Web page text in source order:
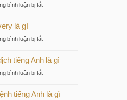
lược
nhà
đầu
thông
bình luận bị tắtở
gì
là gì
bình luận bị tắtở
là
tiếng Anh là gì
bình luận bị tắtở
dịch
tiếng Anh là gì